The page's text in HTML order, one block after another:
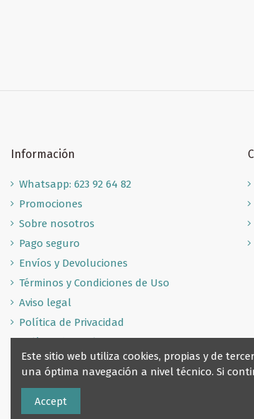
Información
Whatsapp: 623 92 64 82
Promociones
Sobre nosotros
Pago seguro
Envíos y Devoluciones
Términos y Condiciones de Uso
Aviso legal
Política de Privacidad
Política de Cookies
Este sitio web utiliza cookies, propias y de
una óptima navegación a nivel técnico. Si
Accept